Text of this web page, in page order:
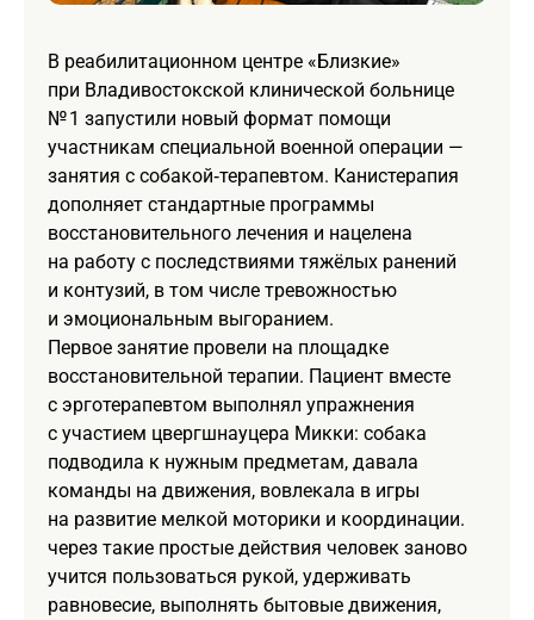
В реабилитационном центре «Близкие»
при Владивостокской клинической больнице
№ 1 запустили новый формат помощи
участникам специальной военной операции —
занятия с собакой‑терапевтом. Канистерапия
дополняет стандартные программы
восстановительного лечения и нацелена
на работу с последствиями тяжёлых ранений
и контузий, в том числе тревожностью
и эмоциональным выгоранием.
Первое занятие провели на площадке
восстановительной терапии. Пациент вместе
с эрготерапевтом выполнял упражнения
с участием цвергшнауцера Микки: собака
подводила к нужным предметам, давала
команды на движения, вовлекала в игры
на развитие мелкой моторики и координации.
через такие простые действия человек заново
учится пользоваться рукой, удерживать
равновесие, выполнять бытовые движения,